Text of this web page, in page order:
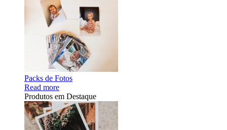
Packs de Fotos
Read more
Produtos em Destaque